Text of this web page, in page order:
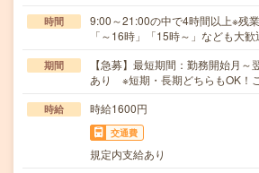
時間
9:00～21:00の中で4時間以上※残
「～16時」「15時～」なども大
期間
【急募】最短期間：勤務開始月
あり ※短期・長期どちらもOK！
時給 時給1600円
交通費
規定内支給あり